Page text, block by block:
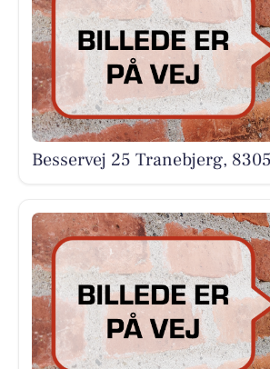
Besservej 25 Tranebjerg,